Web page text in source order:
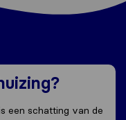
een schatting van de